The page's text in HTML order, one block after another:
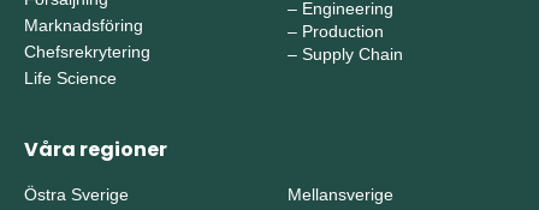
Marknadsföring
Chefsrekrytering
Life Science
– Engineering
– Production
– Supply Chain
Våra regioner
Östra Sverige
Mellansverige